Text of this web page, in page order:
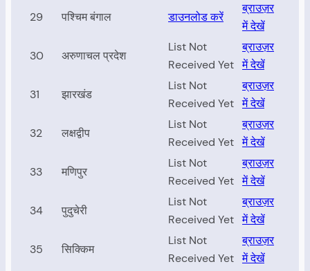
29 पश्चिम बंगाल डाउनलोड करें
ब्राउज़र
में देखें
30 अरुणाचल प्रदेश
List Not
Received Yet
ब्राउज़र
में देखें
31 झारखंड
List Not
Received Yet
ब्राउज़र
में देखें
32 लक्षद्वीप
List Not
Received Yet
ब्राउज़र
में देखें
33 मणिपुर
List Not
Received Yet
ब्राउज़र
में देखें
34 पुदुचेरी
List Not
Received Yet
ब्राउज़र
में देखें
35 सिक्किम
List Not
Received Yet
ब्राउज़र
में देखें